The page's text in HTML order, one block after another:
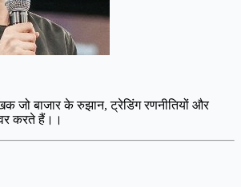
जो बाजार के रुझान, ट्रेडिंग रणनीतियों और
करते हैं।।